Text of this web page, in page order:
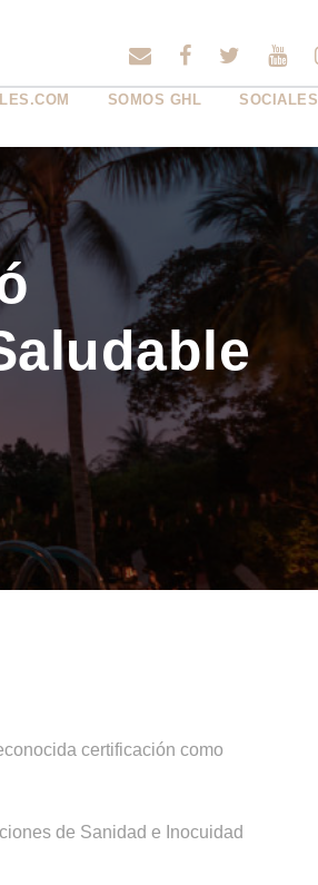
SOMOS GHL SOCIALES
certificación como
de Sanidad e Inocuidad